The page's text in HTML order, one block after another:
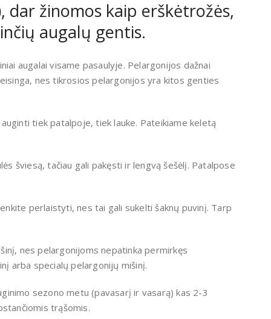
dar žinomos kaip erškėtrožės,
augalų gentis.
augalai visame pasaulyje. Pelargonijos dažnai
nes tikrosios pelargonijos yra kitos genties
tiek patalpoje, tiek lauke. Pateikiame keletą
šviesą, tačiau gali pakęsti ir lengvą šešėlį. Patalpose
perlaistyti, nes tai gali sukelti šaknų puvinį. Tarp
nes pelargonijoms nepatinka permirkęs
arba specialų pelargonijų mišinį.
sezono metu (pavasarį ir vasarą) kas 2-3
trąšomis.